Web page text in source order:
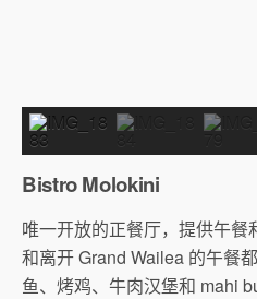
Bistro Molokini
唯一开放的正餐厅，提供午
和离开 Grand Wailea 的午餐
鱼、烤鸡、牛肉汉堡和 mahi